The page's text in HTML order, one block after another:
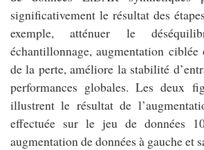
significativement le résultat des
exemple, atténuer le
échantillonnage, augmentation ciblée
de la perte, améliore la stabilité
performances globales. Les deux
illustrent le résultat de
effectuée sur le jeu de données
augmentation de données à gauche et